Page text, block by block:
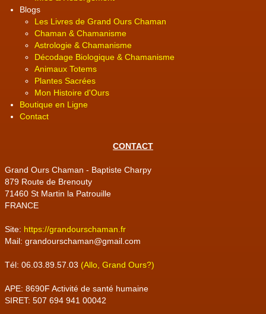
Blogs
Les Livres de Grand Ours Chaman
Chaman & Chamanisme
Astrologie & Chamanisme
Décodage Biologique & Chamanisme
Animaux Totems
Plantes Sacrées
Mon Histoire d'Ours
Boutique en Ligne
Contact
CONTACT
Grand Ours Chaman - Baptiste Charpy
879 Route de Brenouty
71460 St Martin la Patrouille
FRANCE
Site: https://grandourschaman.fr
Mail: grandourschaman@gmail.com
Tél: 06.03.89.57.03 (Allo, Grand Ours?)
APE: 8690F Activité de santé humaine
SIRET: 507 694 941 00042